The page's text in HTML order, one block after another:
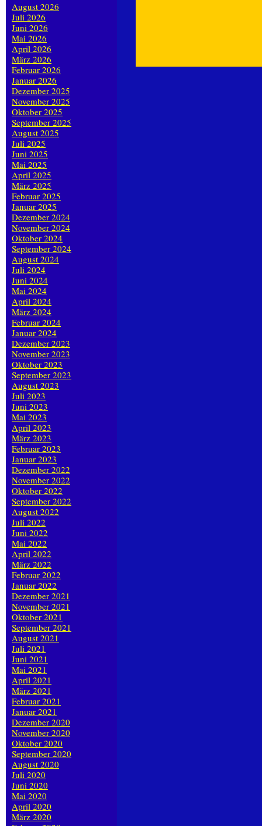
August 2026
Juli 2026
Juni 2026
Mai 2026
April 2026
März 2026
Februar 2026
Januar 2026
Dezember 2025
November 2025
Oktober 2025
September 2025
August 2025
Juli 2025
Juni 2025
Mai 2025
April 2025
März 2025
Februar 2025
Januar 2025
Dezember 2024
November 2024
Oktober 2024
September 2024
August 2024
Juli 2024
Juni 2024
Mai 2024
April 2024
März 2024
Februar 2024
Januar 2024
Dezember 2023
November 2023
Oktober 2023
September 2023
August 2023
Juli 2023
Juni 2023
Mai 2023
April 2023
März 2023
Februar 2023
Januar 2023
Dezember 2022
November 2022
Oktober 2022
September 2022
August 2022
Juli 2022
Juni 2022
Mai 2022
April 2022
März 2022
Februar 2022
Januar 2022
Dezember 2021
November 2021
Oktober 2021
September 2021
August 2021
Juli 2021
Juni 2021
Mai 2021
April 2021
März 2021
Februar 2021
Januar 2021
Dezember 2020
November 2020
Oktober 2020
September 2020
August 2020
Juli 2020
Juni 2020
Mai 2020
April 2020
März 2020